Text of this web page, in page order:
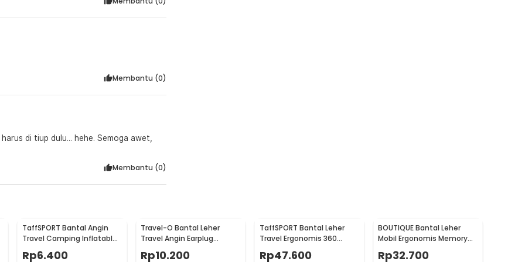
Membantu (0)
di tiup dulu... hehe. Semoga awet,
Membantu (0)
TaffSPORT Bantal Angin
Travel Camping Inflatable
Air Pillow 330x220mm -
XLZT-15
Rp6.400
Travel-O Bantal Leher
Travel Angin Earplug
Eyemask Neck Pillow - RH20
Rp10.200
TaffSPORT Bantal Leher
Travel Ergonomis 360
Support Neck Pillow - NF302
Rp47.600
BOUTIQUE Bantal Leher
Mobil Ergonomis Memory
Foam Car Headrest Pillow -
CAR247
Rp32.700